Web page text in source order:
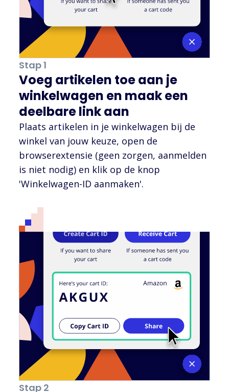
Stap 1
Voeg artikelen toe aan je
winkelwagen en maak een
deelbare link aan
Plaats artikelen in je winkelwagen bij de
winkel van jouw keuze, open de
browserextensie (geen zorgen, aanmelden
is niet nodig) en klik op de knop
'Winkelwagen-ID aanmaken'.
Stap 2